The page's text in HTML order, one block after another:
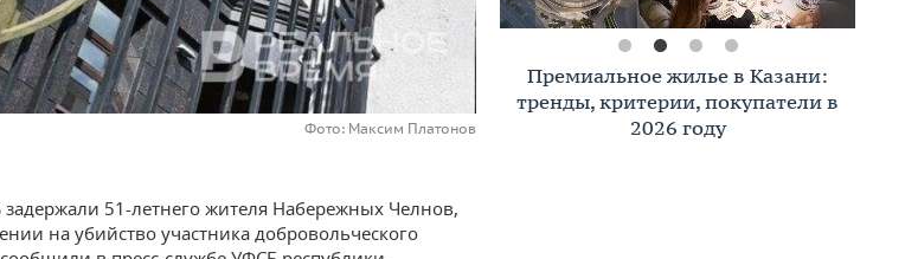
Фото: Максим Платонов
задержали 51-летнего жителя Набережных Челнов,
на убийство участника добровольческого
Премиальное жилье в Казани:
тренды, критерии, покупатели в
2026 году